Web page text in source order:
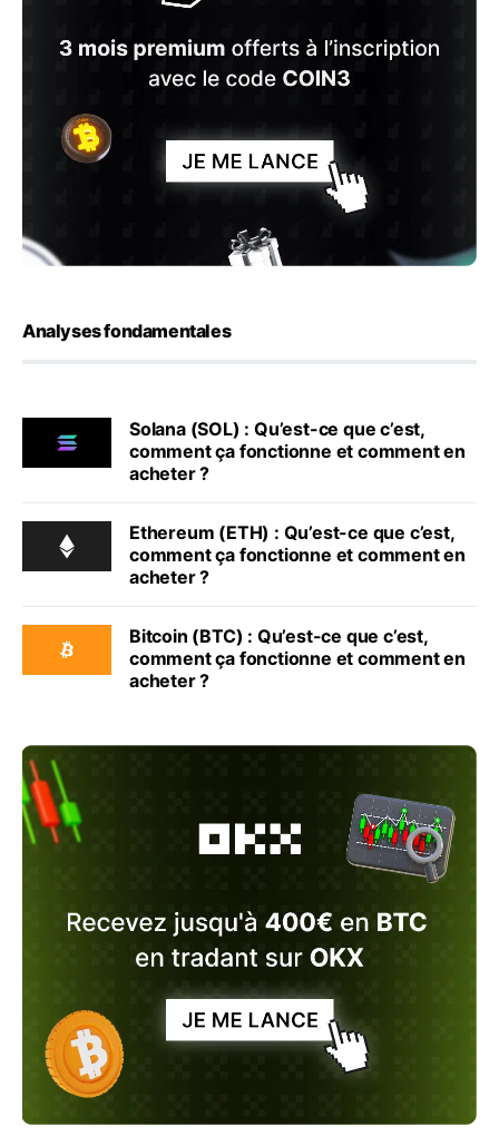
Analyses fondamentales
Solana (SOL) : Qu’est-ce que c’est,
comment ça fonctionne et comment en
acheter ?
Ethereum (ETH) : Qu’est-ce que c’est,
comment ça fonctionne et comment en
acheter ?
Bitcoin (BTC) : Qu’est-ce que c’est,
comment ça fonctionne et comment en
acheter ?